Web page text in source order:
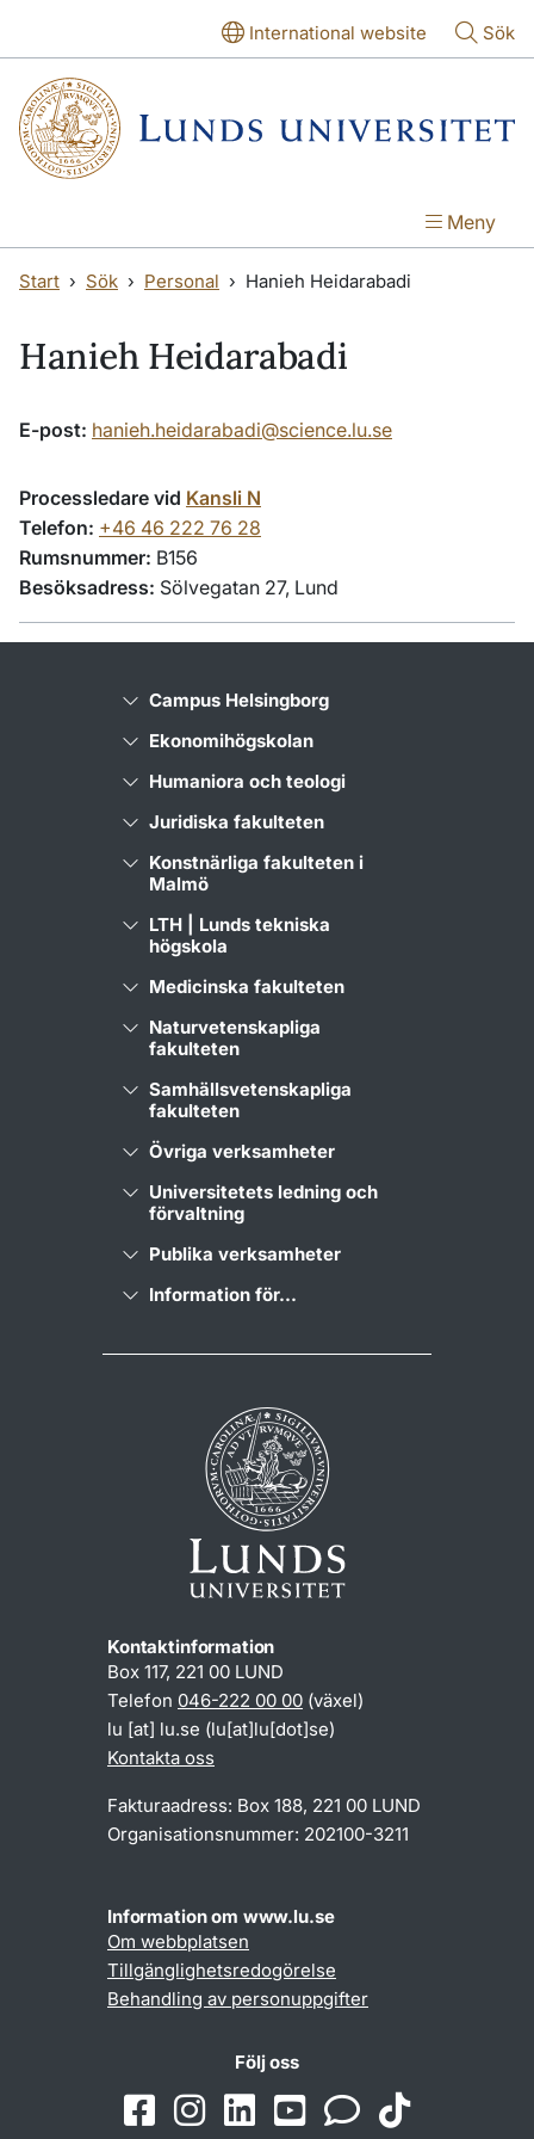
International website Sök
Meny
Start Sök Personal Hanieh Heidarabadi
Hanieh Heidarabadi
E-post: hanieh.heidarabadi@science.lu.se
Processledare vid Kansli N
Telefon: +46 46 222 76 28
Rumsnummer: B156
Besöksadress: Sölvegatan 27, Lund
Campus Helsingborg
Ekonomihögskolan
Humaniora och teologi
Juridiska fakulteten
Konstnärliga fakulteten i
Malmö
LTH | Lunds tekniska
högskola
Medicinska fakulteten
Naturvetenskapliga
fakulteten
Samhällsvetenskapliga
fakulteten
Övriga verksamheter
Universitetets ledning och
förvaltning
Publika verksamheter
Information för...
Kontaktinformation
Box 117, 221 00 LUND
Telefon 046-222 00 00 (växel)
lu [at] lu.se (lu[at]lu[dot]se)
Kontakta oss
Fakturaadress: Box 188, 221 00 LUND
Organisationsnummer: 202100-3211
Information om www.lu.se
Om webbplatsen
Tillgänglighetsredogörelse
Behandling av personuppgifter
Följ oss